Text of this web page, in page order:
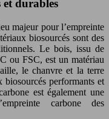
et durables
majeur pour l’empreinte
biosourcés sont des
Le bois, issu de
ou FSC, est un matériau
le chanvre et la terre
biosourcés performants et
est également une
carbone des